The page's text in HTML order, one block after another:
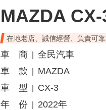
MAZDA CX-
在地老店、誠信經營、負責可靠
車 商
全民汽車
車 款
MAZDA
車 型
CX-3
年 份
2022年